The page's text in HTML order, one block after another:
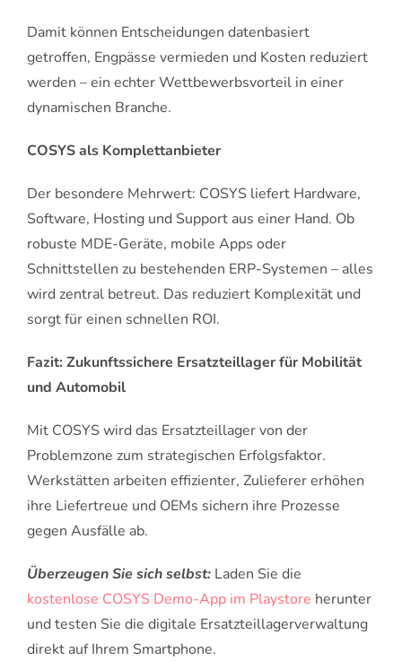
Damit können Entscheidungen datenbasiert
getroffen, Engpässe vermieden und Kosten reduziert
werden – ein echter Wettbewerbsvorteil in einer
dynamischen Branche.
COSYS als Komplettanbieter
Der besondere Mehrwert: COSYS liefert Hardware,
Software, Hosting und Support aus einer Hand. Ob
robuste MDE-Geräte, mobile Apps oder
Schnittstellen zu bestehenden ERP-Systemen – alles
wird zentral betreut. Das reduziert Komplexität und
sorgt für einen schnellen ROI.
Fazit: Zukunftssichere Ersatzteillager für Mobilität
und Automobil
Mit COSYS wird das Ersatzteillager von der
Problemzone zum strategischen Erfolgsfaktor.
Werkstätten arbeiten effizienter, Zulieferer erhöhen
ihre Liefertreue und OEMs sichern ihre Prozesse
gegen Ausfälle ab.
Überzeugen Sie sich selbst: Laden Sie die
kostenlose COSYS Demo-App im Playstore herunter
und testen Sie die digitale Ersatzteillagerverwaltung
direkt auf Ihrem Smartphone.